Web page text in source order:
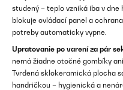
studený – teplo vzniká iba v
blokuje ovládací panel a
potreby automaticky vypne.
Upratovanie po varení za pár
nemá žiadne otočné gombíky
Tvrdená sklokeramická plocha
handričkou – hygienická a